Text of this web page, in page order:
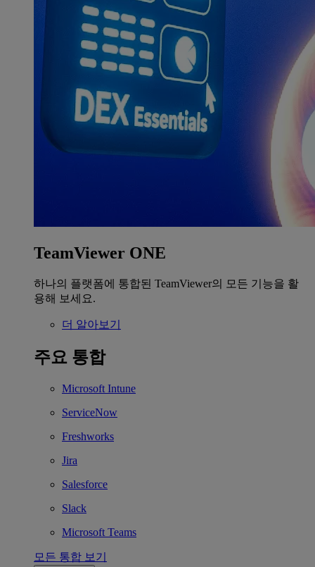
TeamViewer ONE
하나의 플랫폼에 통합된 TeamViewer의 모든 기능을 활
용해 보세요.
더 알아보기
주요 통합
Microsoft Intune
ServiceNow
Freshworks
Jira
Salesforce
Slack
Microsoft Teams
모든 통합 보기